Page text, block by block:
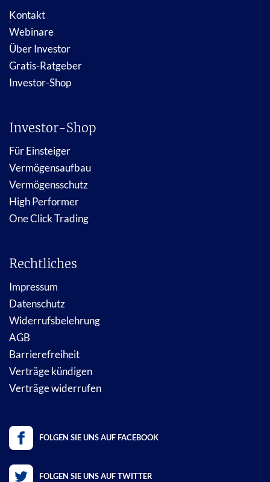
Kontakt
Webinare
Über Investor
Gratis-Ratgeber
Investor-Shop
Investor-Shop
Für Einsteiger
Vermögensaufbau
Vermögensschutz
High Performer
One Click Trading
Rechtliches
Impressum
Datenschutz
Widerrufsbelehrung
AGB
Barrierefreiheit
Verträge kündigen
Verträge widerrufen
FOLGEN SIE UNS AUF FACEBOOK
FOLGEN SIE UNS AUF TWITTER